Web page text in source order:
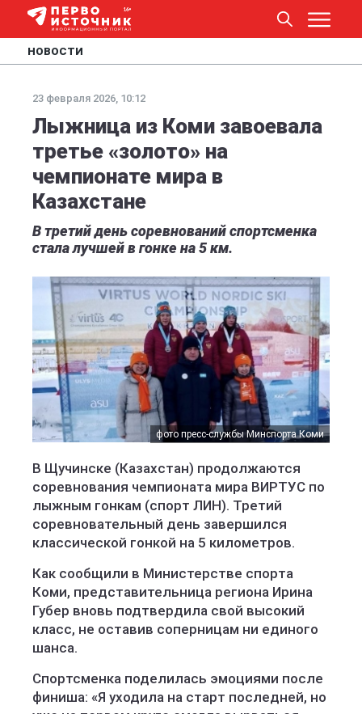
НОВОСТИ
23 февраля 2026, 10:12
Лыжница из Коми завоевала
третье «золото» на
чемпионате мира в
Казахстане
В третий день соревнований спортсменка
стала лучшей в гонке на 5 км.
фото пресс-службы Минспорта Коми
В Щучинске (Казахстан) продолжаются
соревнования чемпионата мира ВИРТУС по
лыжным гонкам (спорт ЛИН). Третий
соревновательный день завершился
классической гонкой на 5 километров.
Как сообщили в Министерстве спорта
Коми, представительница региона Ирина
Губер вновь подтвердила свой высокий
класс, не оставив соперницам ни единого
шанса.
Спортсменка поделилась эмоциями после
финиша: «Я уходила на старт последней, но